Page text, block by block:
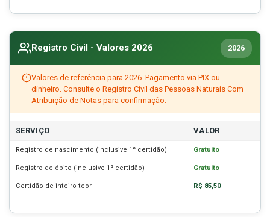
Registro Civil - Valores 2026 2026
Valores de referência para 2026. Pagamento via PIX ou
dinheiro. Consulte o Registro Civil das Pessoas Naturais Com
Atribuição de Notas para confirmação.
SERVIÇO VALOR
Registro de nascimento (inclusive 1ª certidão) Gratuito
Registro de óbito (inclusive 1ª certidão) Gratuito
Certidão de inteiro teor R$ 85,50